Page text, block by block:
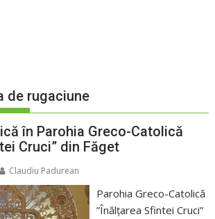
de rugaciune
în Parohia Greco-Catolică
Cruci” din Făget
Claudiu Padurean
Parohia Greco-Catolică
”Înălțarea Sfintei Cruci”